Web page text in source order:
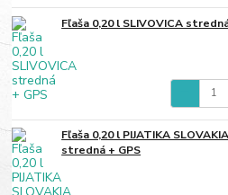
Fľaša 0,20 l SLIVOVICA
Fľaša 0,20 l PIJATIKA SLOVAKIA
stredná + GPS